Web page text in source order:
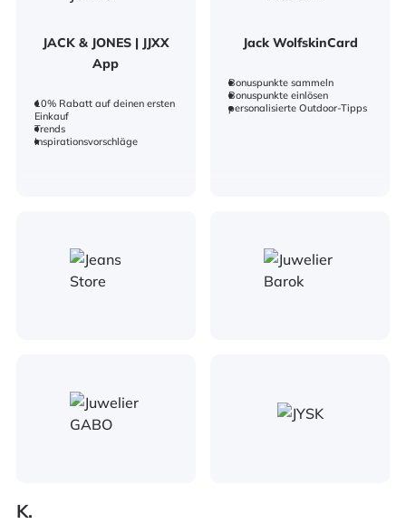
JACK & JONES | JJXX
App
10% Rabatt auf deinen ersten
Einkauf
Trends
Inspirationsvorschläge
Jack WolfskinCard
Bonuspunkte sammeln
Bonuspunkte einlösen
personalisierte Outdoor-Tipps
K.